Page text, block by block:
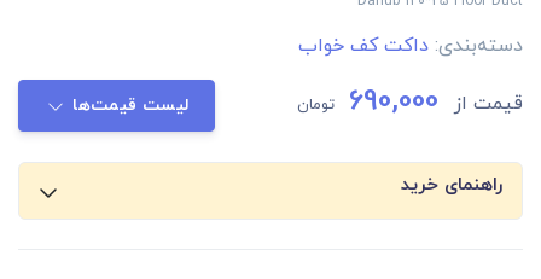
دسته‌بندی: داکت کف خواب
قیمت از 690,000 تومان لیست قیمت‌ها
راهنمای خرید